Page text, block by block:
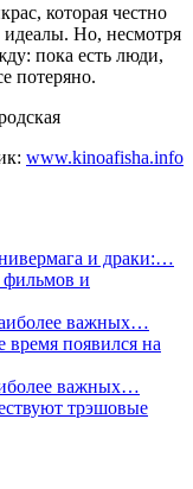
которая честно
идеалы. Но, несмотря
пока есть люди,
потеряно.
www.kinoafisha.info
и драки:…
фильмов и
важных…
появился на
важных…
трэшовые